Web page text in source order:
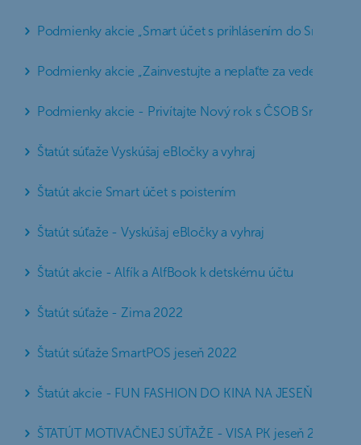
Podmienky akcie „Smart účet s prihlásením do
Podmienky akcie „Zainvestujte a neplaťte za vedenie
Podmienky akcie - Privítajte Nový rok s ČSOB Smart
Štatút súťaže Vyskúšaj eBločky a vyhraj
Štatút akcie Smart účet s poistením
Štatút súťaže - Vyskúšaj eBločky a vyhraj
Štatút akcie - Alfík a AlfBook k detskému účtu
Štatút súťaže - Zima 2022
Štatút súťaže SmartPOS jeseň 2022
Štatút akcie - FUN FASHION DO KINA NA JESEŇ
ŠTATÚT MOTIVAČNEJ SÚŤAŽE - VISA PK jeseň 2022